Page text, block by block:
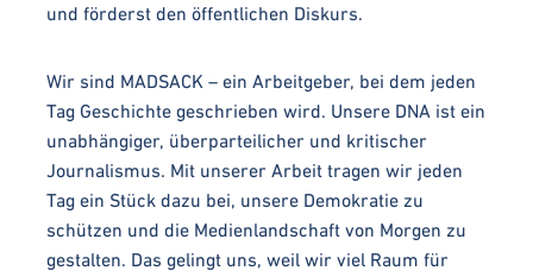
und förderst den öffentlichen Diskurs.
Wir sind MADSACK – ein Arbeitgeber, bei dem jeden
Tag Geschichte geschrieben wird. Unsere DNA ist ein
unabhängiger, überparteilicher und kritischer
Journalismus. Mit unserer Arbeit tragen wir jeden
Tag ein Stück dazu bei, unsere Demokratie zu
schützen und die Medienlandschaft von Morgen zu
gestalten. Das gelingt uns, weil wir viel Raum für